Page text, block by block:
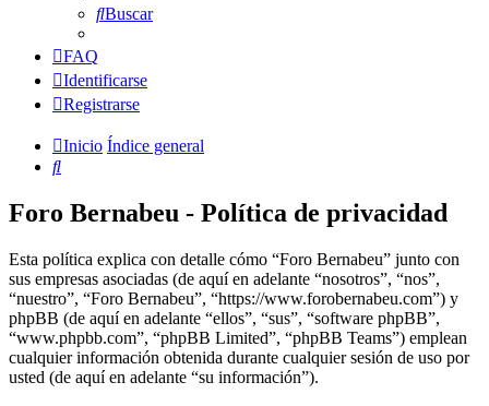
Buscar
FAQ
Identificarse
Registrarse
Inicio Índice general
Buscar
Foro Bernabeu - Política de privacidad
Esta política explica con detalle cómo “Foro Bernabeu” junto con
sus empresas asociadas (de aquí en adelante “nosotros”, “nos”,
“nuestro”, “Foro Bernabeu”, “https://www.forobernabeu.com”) y
phpBB (de aquí en adelante “ellos”, “sus”, “software phpBB”,
“www.phpbb.com”, “phpBB Limited”, “phpBB Teams”) emplean
cualquier información obtenida durante cualquier sesión de uso por
usted (de aquí en adelante “su información”).